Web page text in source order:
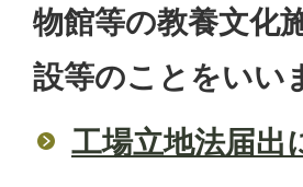
物館等の教養文化
設等のことをいい
工場立地法届出